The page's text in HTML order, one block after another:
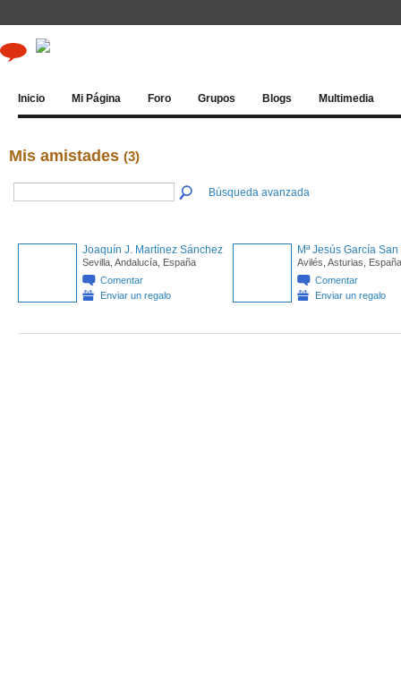
Inicio Mi Página Foro Grupos Blogs Multimedia
Mis amistades (3)
Búsqueda avanzada
Joaquín J. Martínez Sánchez
Sevilla, Andalucía, España
Comentar
Enviar un regalo
Mª Jesús García
Avilés, Asturias, España
Comentar
Enviar un regalo